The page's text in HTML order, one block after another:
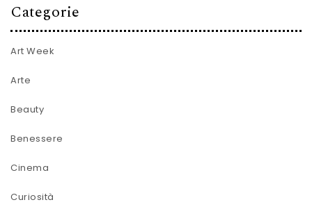
Categorie
Art Week
Arte
Beauty
Benessere
Cinema
Curiosità